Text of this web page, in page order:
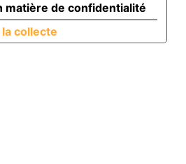
collecte
matière de confidentialité